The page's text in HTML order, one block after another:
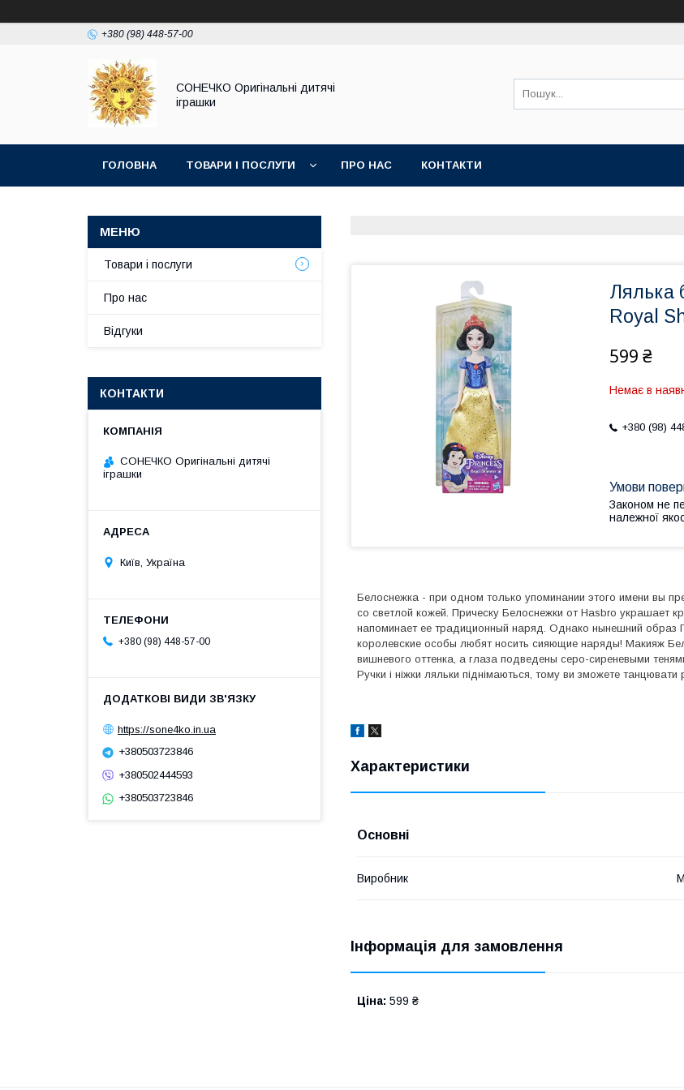
+380 (98) 448-57-00
СОНЕЧКО Оригінальні дитячі
іграшки
ГОЛОВНА ТОВАРИ І ПОСЛУГИ ПРО НАС КОНТАКТИ
Лялька
Royal
599 ₴
Немає в
+380 (98)
Законом не
належної
Белоснежка - при одном только упоминании этого имени вы
со светлой кожей. Прическу Белоснежки от Hasbro украшает
напоминает ее традиционный наряд. Однако нынешний образ
королевские особы любят носить сияющие наряды! Макияж
вишневого оттенка, а глаза подведены серо-сиреневыми
Ручки і ніжки ляльки піднімаються, тому ви зможете
Характеристики
Основні
Виробник
Інформація для замовлення
Ціна: 599 ₴
Товари і послуги
Про нас
Відгуки
КОНТАКТИ
СОНЕЧКО Оригінальні дитячі
іграшки
Київ, Україна
+380 (98) 448-57-00
https://sone4ko.in.ua
+380503723846
+380502444593
+380503723846